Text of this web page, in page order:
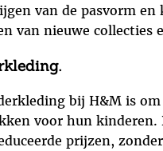
van de pasvorm
van nieuwe collecties
bij H&M is
voor hun kinderen.
prijzen,